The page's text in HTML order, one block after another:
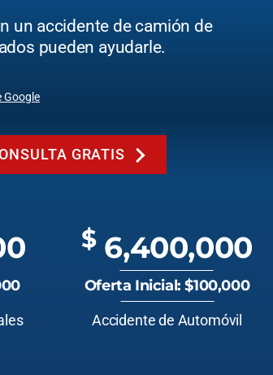
un accidente de camión de
pueden ayudarle.
Google
GRATIS
$6,400,000
Oferta Inicial: $100,000
Accidente de Automóvil